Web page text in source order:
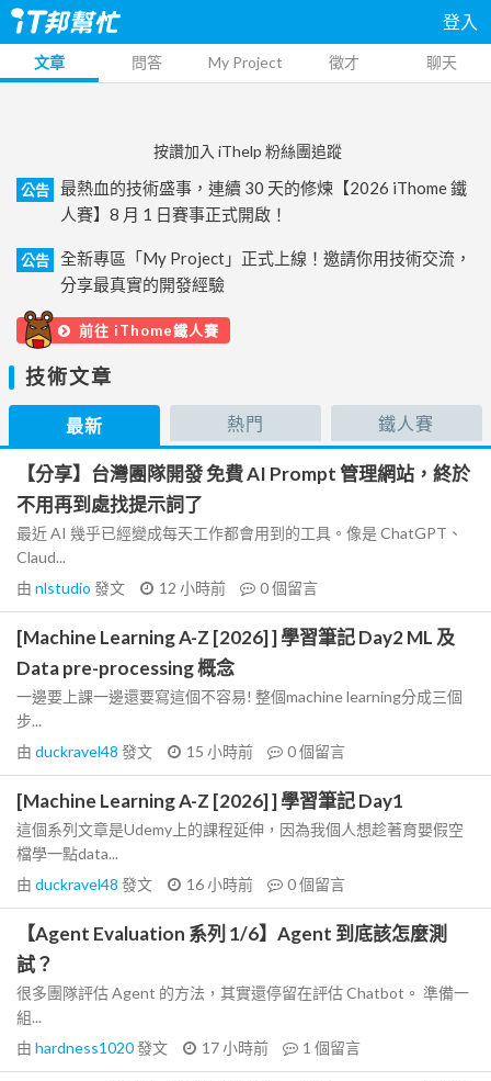
登入
文章 問答 My Project 徵才 聊天
按讚加入 iThelp 粉絲團追蹤
公告
最熱血的技術盛事，連續 30 天的修煉【2026 iThome 鐵
人賽】8 月 1 日賽事正式開啟！
公告
全新專區「My Project」正式上線！邀請你用技術交流，
分享最真實的開發經驗
前往 iThome鐵人賽
技術文章
最新 熱門 鐵人賽
【分享】台灣團隊開發 免費 AI Prompt 管理網站，終於
不用再到處找提示詞了
最近 AI 幾乎已經變成每天工作都會用到的工具。像是 ChatGPT、
Claud...
由 nlstudio 發文 12 小時前 0個留言
[Machine Learning A-Z [2026] ] 學習筆記 Day2 ML 及
Data pre-processing 概念
一邊要上課一邊還要寫這個不容易! 整個machine learning分成三個
步...
由 duckravel48 發文 15 小時前 0個留言
[Machine Learning A-Z [2026] ] 學習筆記 Day1
這個系列文章是Udemy上的課程延伸，因為我個人想趁著育嬰假空
檔學一點data...
由 duckravel48 發文 16 小時前 0個留言
【Agent Evaluation 系列 1/6】Agent 到底該怎麼測
試？
很多團隊評估 Agent 的方法，其實還停留在評估 Chatbot。 準備一
組...
由 hardness1020發文 17 小時前 1 個留言